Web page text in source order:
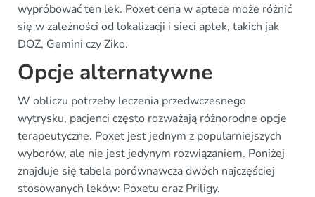
wypróbować ten lek. Poxet cena w aptece może różnić
się w zależności od lokalizacji i sieci aptek, takich jak
DOZ, Gemini czy Ziko.
Opcje alternatywne
W obliczu potrzeby leczenia przedwczesnego
wytrysku, pacjenci często rozważają różnorodne opcje
terapeutyczne. Poxet jest jednym z popularniejszych
wyborów, ale nie jest jedynym rozwiązaniem. Poniżej
znajduje się tabela porównawcza dwóch najczęściej
stosowanych leków: Poxetu oraz Priligy.